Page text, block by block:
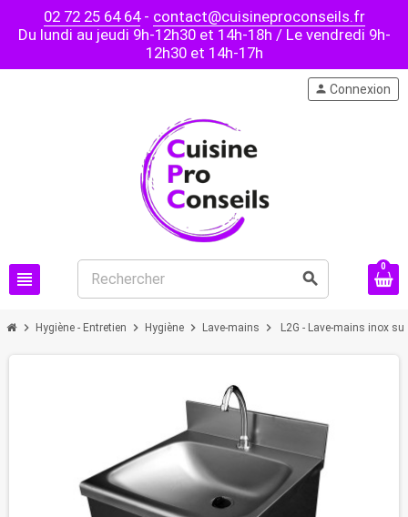
02 72 25 64 64- contact@cuisineproconseils.fr
Du lundi au jeudi 9h-12h30 et 14h-18h / Le vendredi 9h-
12h30 et 14h-17h
view_headline search
person Connexion
0
chevron_right Hygiène - Entretien chevron_right Hygiène chevron_right Lave-mains chevron_right L2G - Lave-mains inox